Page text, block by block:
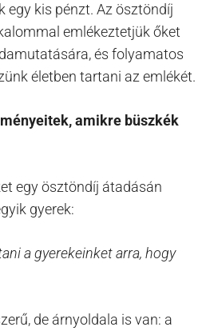
egy kis pénzt. Az ösztöndíj
emlékeztetjük őket
és folyamatos
életben tartani az emlékét.
amikre büszkék
egy ösztöndíj átadásán
gyerek:
a gyerekeinket arra, hogy
de árnyoldala is van: a